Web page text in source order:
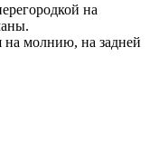
на
на молнию, на задней